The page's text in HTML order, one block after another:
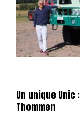
Un unique
Thommen